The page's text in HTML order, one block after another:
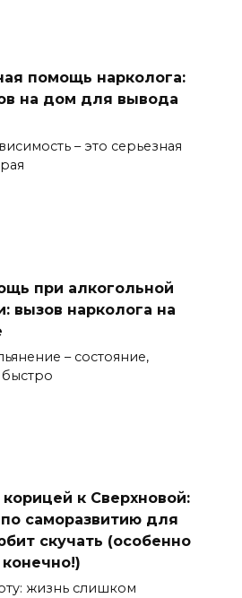
помощь нарколога:
на дом для вывода
– это серьезная
при алкогольной
вызов нарколога на
– состояние,
к Сверхновой:
саморазвитию для
скучать (особенно
жизнь слишком